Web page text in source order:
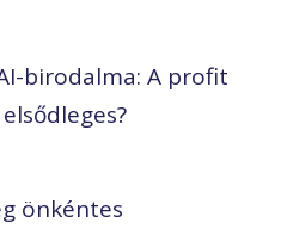
birodalma: A profit
önkéntes